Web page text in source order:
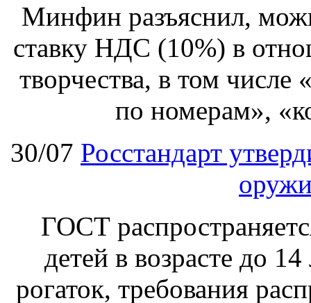
Минфин разъяснил,
ставку НДС (10%) в
творчества, в том
по номерам»,
30/07 Росстандарт
ГОСТ
детей в возрасте до
рогаток, требования